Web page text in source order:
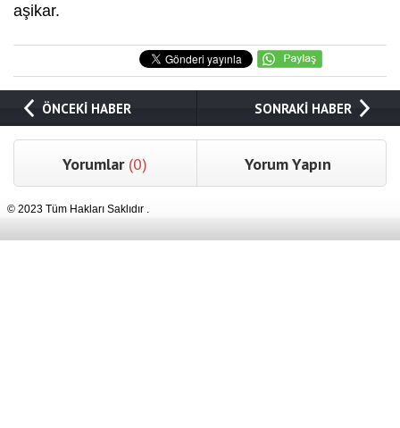
aşikar.
ÖNCEKİ HABER SONRAKİ HABER
Yorumlar (0) Yorum Yapın
© 2023 Tüm Hakları Saklıdır .